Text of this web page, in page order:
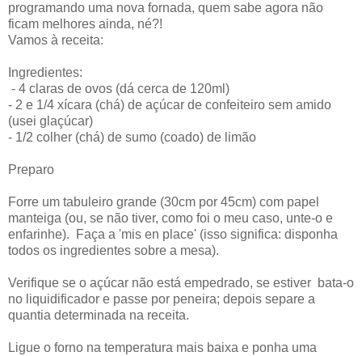
programando uma nova fornada, quem sabe agora não
ficam melhores ainda, né?!
Vamos à receita:
Ingredientes:
- 4 claras de ovos (dá cerca de 120ml)
- 2 e 1/4 xícara (chá) de açúcar de confeiteiro sem amido
(usei glaçúcar)
- 1/2 colher (chá) de sumo (coado) de limão
Preparo
Forre um tabuleiro grande (30cm por 45cm) com papel
manteiga (ou, se não tiver, como foi o meu caso, unte-o e
enfarinhe). Faça a 'mis en place' (isso significa: disponha
todos os ingredientes sobre a mesa).
Verifique se o açúcar não está empedrado, se estiver bata-o
no liquidificador e passe por peneira; depois separe a
quantia determinada na receita.
Ligue o forno na temperatura mais baixa e ponha uma